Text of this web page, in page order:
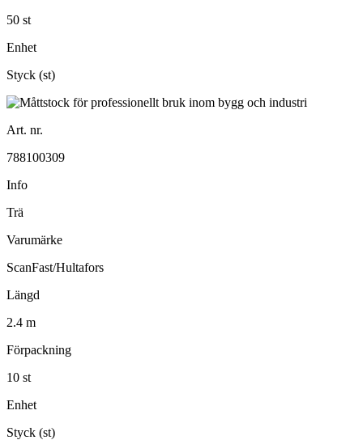
50 st
Enhet
Styck (st)
Art. nr.
788100309
Info
Trä
Varumärke
ScanFast/Hultafors
Längd
2.4 m
Förpackning
10 st
Enhet
Styck (st)